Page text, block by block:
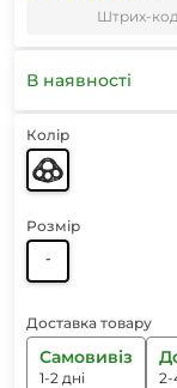
Штрих-код
В наявності
Колір
Розмір
-
Доставка товару
Самовивіз
1-2 дні 2-